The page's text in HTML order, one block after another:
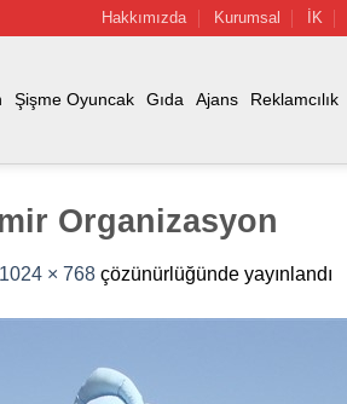
Hakkımızda Kurumsal İK
Şişme Oyuncak Gıda Ajans Reklamcılık
Organizasyon
1024 × 768 çözünürlüğünde yayınlandı